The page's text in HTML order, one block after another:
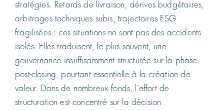
stratégies. Retards de livraison, dérives budgétaires,
arbitrages techniques subis, trajectoires ESG
fragilisées : ces situations ne sont pas des accidents
isolés. Elles traduisent, le plus souvent, une
gouvernance insuffisamment structurée sur la phase
post-closing, pourtant essentielle à la création de
valeur. Dans de nombreux fonds, l’effort de
structuration est concentré sur la décision